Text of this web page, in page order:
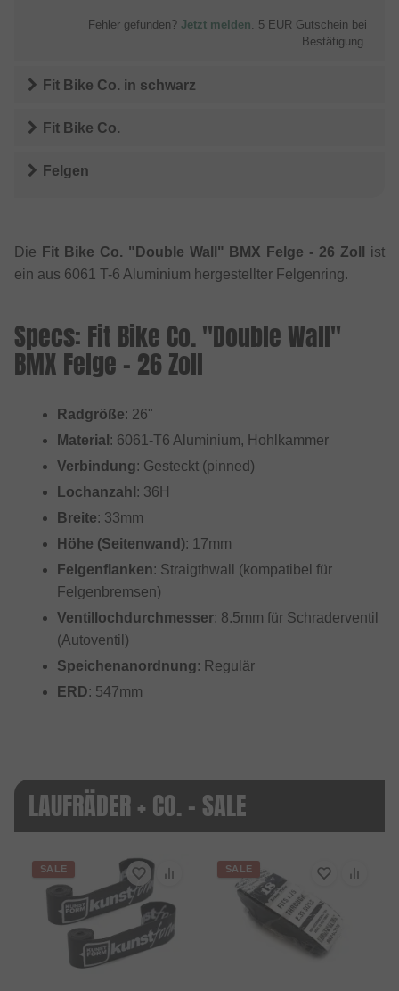
Fehler gefunden? Jetzt melden. 5 EUR Gutschein bei
Bestätigung.
Fit Bike Co. in schwarz
Fit Bike Co.
Felgen
Die Fit Bike Co. "Double Wall" BMX Felge - 26 Zoll
ist
ein aus 6061 T-6 Aluminium hergestellter Felgenring.
Specs: Fit Bike Co. "Double Wall"
BMX Felge - 26 Zoll
Radgröße: 26"
Material : 6061-T6 Aluminium, Hohlkammer
Verbindung: Gesteckt (pinned)
Lochanzahl : 36H
Breite: 33mm
Höhe (Seitenwand): 17mm
Felgenflanken: Straigthwall (kompatibel für
Felgenbremsen)
Ventillochdurchmesser: 8.5mm für Schraderventil
(Autoventil)
Speichenanordnung: Regulär
ERD: 547mm
LAUFRÄDER + CO. - SALE
SALE SALE